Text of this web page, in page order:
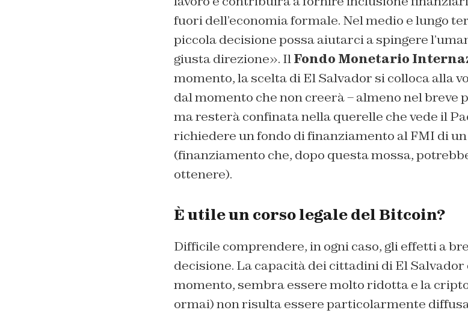
fuori dell’economia formale. Nel medio e lungo
piccola decisione possa aiutarci a spingere
giusta direzione». IlFondo Monetario
momento, la scelta di El Salvador si colloca alla
dal momento che non creerà – almeno nel breve
ma resterà confinata nella querelle che vede il
richiedere un fondo di finanziamento al FMI di
(finanziamento che, dopo questa mossa,
ottenere).
È utile un corso legale del Bitcoin?
Difficile comprendere, in ogni caso, gli effetti a
decisione. La capacità dei cittadini di El
momento, sembra essere molto ridotta e la
ormai) non risulta essere particolarmente